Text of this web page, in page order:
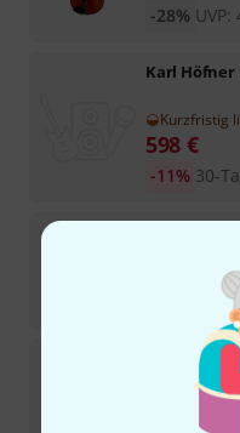
UVP:
-28%
Karl Höfner
Kurzfristig
598 €
30-
-11%
Kurzfristig
Sofort